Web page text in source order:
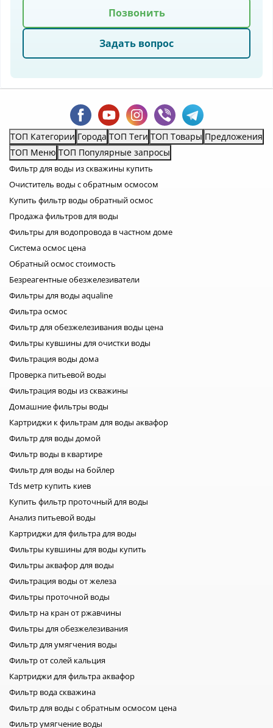
Позвонить
Задать вопрос
ТОП Категории Города ТОП Теги ТОП Товары Предложения
ТОП Меню ТОП Популярные запросы
Фильтр для воды из скважины купить
Очиститель воды с обратным осмосом
Купить фильтр воды обратный осмос
Продажа фильтров для воды
Фильтры для водопровода в частном доме
Система осмос цена
Обратный осмос стоимость
Безреагентные обезжелезиватели
Фильтры для воды aqualine
Фильтра осмос
Фильтр для обезжелезивания воды цена
Фильтры кувшины для очистки воды
Фильтрация воды дома
Проверка питьевой воды
Фильтрация воды из скважины
Домашние фильтры воды
Картриджи к фильтрам для воды аквафор
Фильтр для воды домой
Фильтр воды в квартире
Фильтр для воды на бойлер
Tds метр купить киев
Купить фильтр проточный для воды
Анализ питьевой воды
Картриджи для фильтра для воды
Фильтры кувшины для воды купить
Фильтры аквафор для воды
Фильтрация воды от железа
Фильтры проточной воды
Фильтр на кран от ржавчины
Фильтры для обезжелезивания
Фильтр для умягчения воды
Фильтр от солей кальция
Картриджи для фильтра аквафор
Фильтр вода скважина
Фильтр для воды с обратным осмосом цена
Фильтр умягчение воды